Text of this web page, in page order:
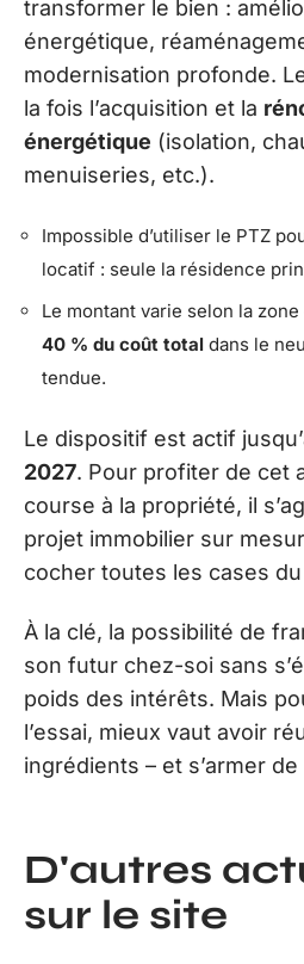
transformer le bien :
énergétique,
modernisation profonde.
la fois l’acquisition et la
énergétique (isolation,
menuiseries, etc.).
Impossible d’utiliser le PTZ
locatif : seule la résidence
Le montant varie selon la
40 % du coût total dans le
tendue.
Le dispositif est actif
2027. Pour profiter de cet
course à la propriété, il
projet immobilier sur
cocher toutes les cases du
À la clé, la possibilité de
son futur chez-soi sans
poids des intérêts. Mais
l’essai, mieux vaut avoir
ingrédients – et s’armer
D'autres
sur le site